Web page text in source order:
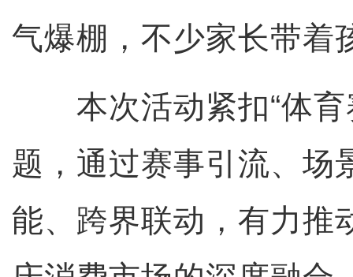
气爆棚，不少家长带着
本次活动紧扣“体育
题，通过赛事引流、场
能、跨界联动，有力推